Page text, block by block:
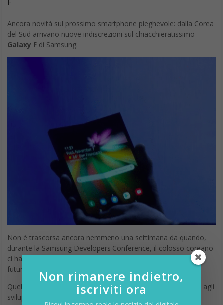
Ancora novità sul prossimo smartphone pieghevole: dalla Corea
del Sud arrivano nuove indiscrezioni sul chiacchieratissimo
Galaxy F di Samsung.
Non è trascorsa ancora nemmeno una settimana da quando,
durante la Samsung Developers Conference, il colosso coreano
ci ha permesso di sbirciare all’interno dei suoi progetti per il
futuro.
Quello che è stato mostrato durante la conferenza dedicata agli
sviluppatori potrebbe essere soltanto un prototipo oppure,
Non rimanere indietro,
iscriviti ora